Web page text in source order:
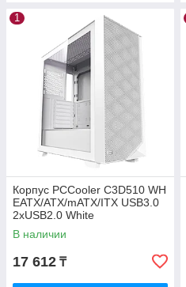
1
Корпус PCCooler C3D510 WH
EATX/ATX/mATX/ITX USB3.0
2xUSB2.0 White
В наличии
17 612 ₸